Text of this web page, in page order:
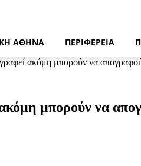
ΑΘΉΝΑ ΠΕΡΙΦΈΡΕΙΑ
ακόμη μπορούν να
μπορούν να